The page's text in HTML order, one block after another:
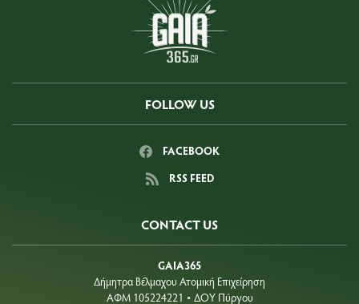
FOLLOW US
FACEBOOK
RSS FEED
CONTACT US
GAIA365
Δήμητρα Βέλμαχου Ατομική Επιχείρηση
ΑΦΜ 105224221 • ΔΟΥ Πύργου